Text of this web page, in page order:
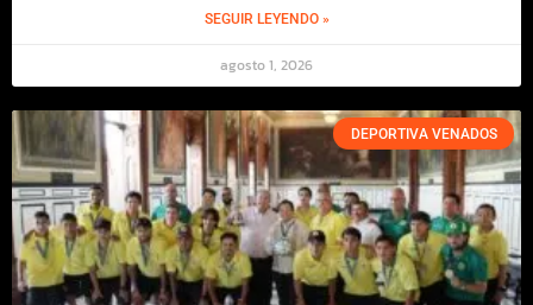
SEGUIR LEYENDO »
agosto 1, 2026
DEPORTIVA VENADOS